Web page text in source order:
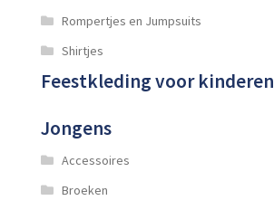
Rompertjes en Jumpsuits
Shirtjes
Feestkleding voor kinderen
Jongens
Accessoires
Broeken